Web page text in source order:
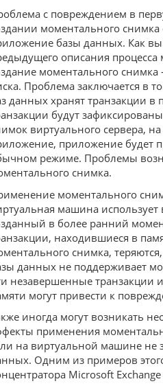
с повреждением в
моментального
базы данных. Как
описания
моментального
Проблема заключается в
данных хранят транзакции в
будут
виртуального сервера,
приложение будет
режиме. Проблемы
снимка.
моментального
машина
в более ранний
находившиеся в
снимка,
данных не поддерживает
незавершенные транзакции
могут привести к
иногда могут возникать
применения
на виртуальной машине не
Одним из примеров
Microsoft Exchange